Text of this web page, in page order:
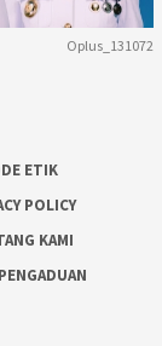
Oplus_131072
ETIK
POLICY
KAMI